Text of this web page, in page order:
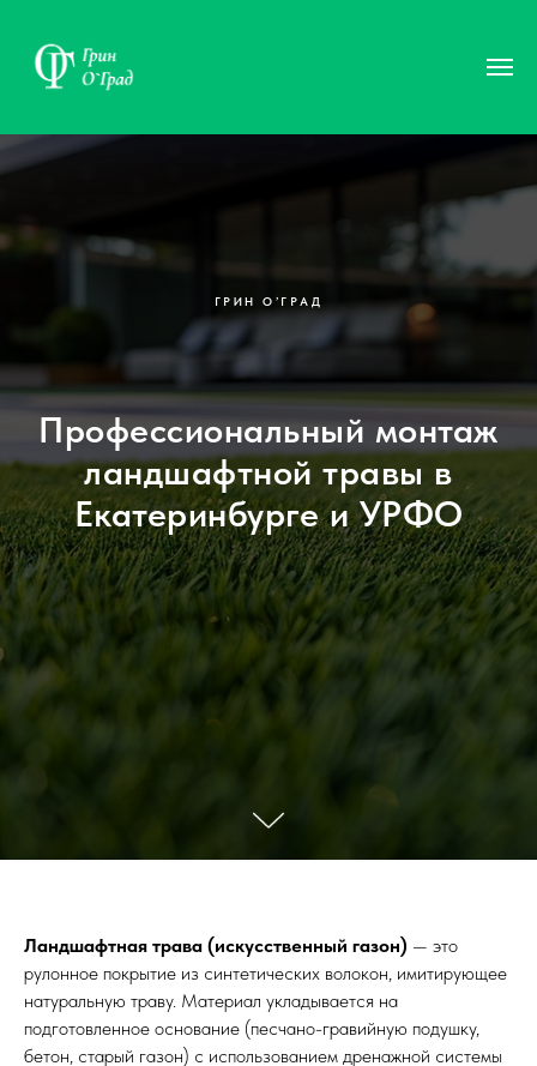
ГРИН О’ГРАД
Профессиональный монтаж
ландшафтной травы в
Екатеринбурге и УРФО
Ландшафтная трава (искусственный газон) — это
рулонное покрытие из синтетических волокон, имитирующее
натуральную траву. Материал укладывается на
подготовленное основание (песчано-гравийную подушку,
бетон, старый газон) с использованием дренажной системы